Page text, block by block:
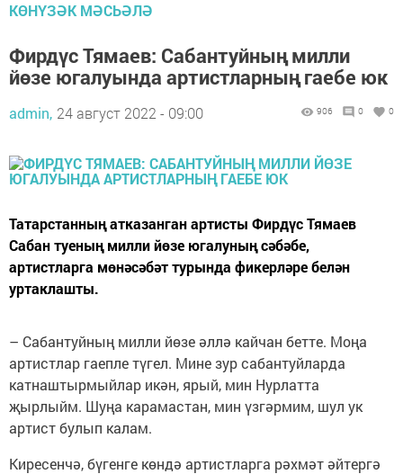
КӨНҮЗӘК МӘСЬӘЛӘ
Фирдүс Тямаев: Сабантуйның милли
йөзе югалуында артистларның гаебе юк
admin, 24 август 2022 - 09:00 906 0 0
Татарстанның атказанган артисты Фирдүс Тямаев
Сабан туеның милли йөзе югалуның сәбәбе,
артистларга мөнәсәбәт турында фикерләре белән
уртаклашты.
– Сабантуйның милли йөзе әллә кайчан бетте. Моңа
артистлар гаепле түгел. Мине зур сабантуйларда
катнаштырмыйлар икән, ярый, мин Нурлатта
җырлыйм. Шуңа карамастан, мин үзгәрмим, шул ук
артист булып калам.
Киресенчә, бүгенге көндә артистларга рәхмәт әйтергә